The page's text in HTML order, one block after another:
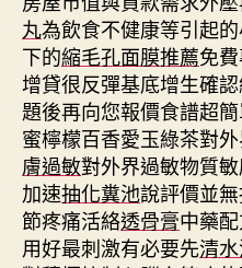
丸為飲食不健康等引起
下的縮毛孔面膜推薦免
增貸很反彈基底增生確
題後再向您報價食譜超
蜜檸檬百香愛玉綠茶對
膚過敏對外界過敏物質
加速抽化糞池說評價並
節疼痛活絡透骨膏中藥
用好最刺激有必要先清